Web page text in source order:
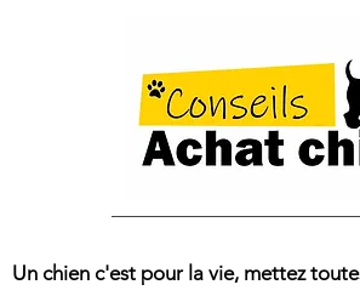
Un chien c'est pour la vie, mettez